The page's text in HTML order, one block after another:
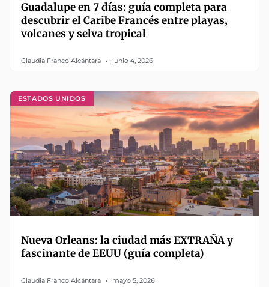
Guadalupe en 7 días: guía completa para
descubrir el Caribe Francés entre playas,
volcanes y selva tropical
Claudia Franco Alcántara junio 4, 2026
ESTADOS UNIDOS
Nueva Orleans: la ciudad más EXTRAÑA y
fascinante de EEUU (guía completa)
Claudia Franco Alcántara mayo 5, 2026